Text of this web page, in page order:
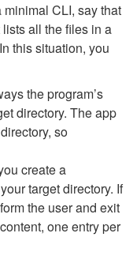
minimal CLI, say that
all the files in a
this situation, you
the program’s
directory. The app
so
create a
target directory. If
the user and exit
one entry per